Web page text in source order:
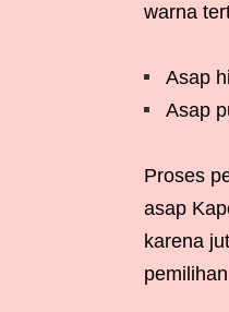
warna
Asap
Asap
Proses
asap
karena